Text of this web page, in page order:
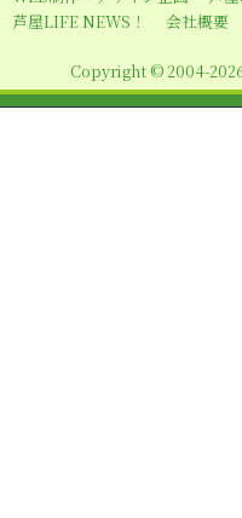
ョ
芦屋LIFE NEWS！
会社概要
Copyright © 2004-